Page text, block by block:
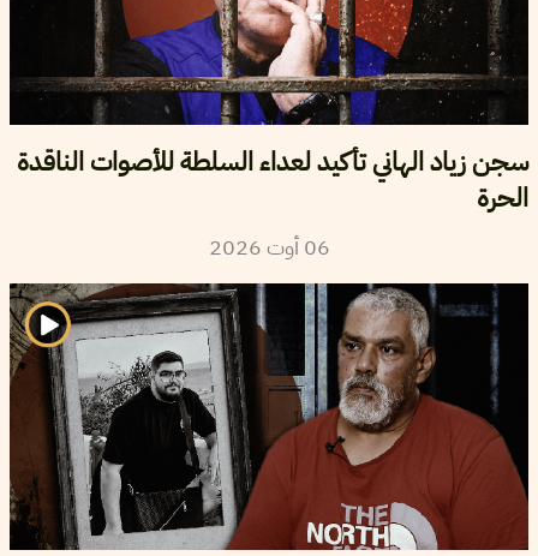
سجن زياد الهاني تأكيد لعداء السلطة للأصوات الناقدة
الحرة
06 أوت2026